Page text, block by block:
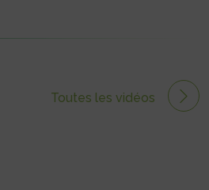
Toutes les vidéos